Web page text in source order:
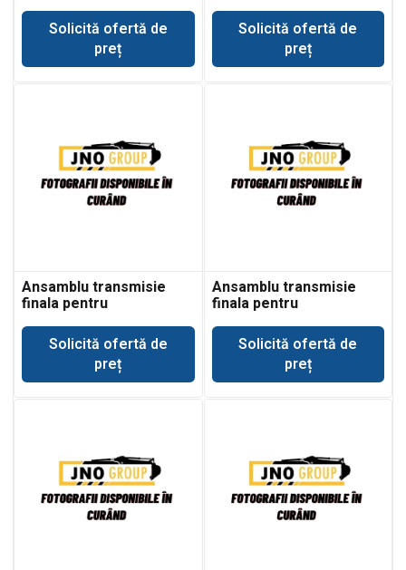
Kobelco B100
Solicită ofertă de
preț
Kobelco B110
Solicită ofertă de
preț
Ansamblu transmisie
finala pentru
Kobelco B95
Solicită ofertă de
preț
Ansamblu transmisie
finala pentru
Kobelco FB100.2
Solicită ofertă de
preț